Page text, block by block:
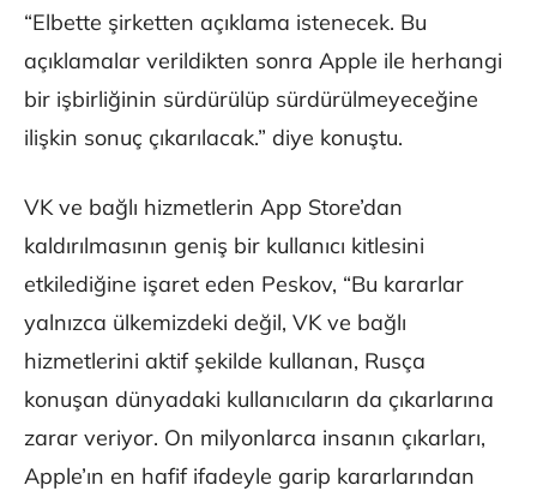
“Elbette şirketten açıklama istenecek. Bu
açıklamalar verildikten sonra Apple ile herhangi
bir işbirliğinin sürdürülüp sürdürülmeyeceğine
ilişkin sonuç çıkarılacak.” diye konuştu.
VK ve bağlı hizmetlerin App Store’dan
kaldırılmasının geniş bir kullanıcı kitlesini
etkilediğine işaret eden Peskov, “Bu kararlar
yalnızca ülkemizdeki değil, VK ve bağlı
hizmetlerini aktif şekilde kullanan, Rusça
konuşan dünyadaki kullanıcıların da çıkarlarına
zarar veriyor. On milyonlarca insanın çıkarları,
Apple’ın en hafif ifadeyle garip kararlarından